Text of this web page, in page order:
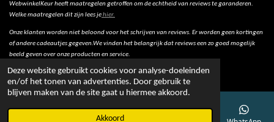
Deze website gebruikt cookies voor analyse-doeleinden
en/of het tonen van advertenties. Door gebruik te
blijven maken van de site gaat u hiermee akkoord.
Akkoord
WebwinkelKeur heeft maatregelen getroffen om de echtheid van reviews te garanderen.
Welke maatregelen dit zijn lees jehier.
Onze klanten worden niet beloond voor het schrijven van reviews. Er worden geen kortingen
of andere cadeautjes gegeven.We vinden het belangrijk dat reviews een zo goed mogelijk
beeld geven over onze producten en service.